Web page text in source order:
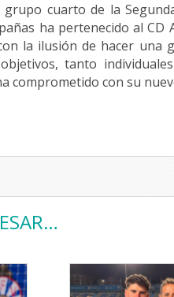
cuarto de la
ha pertenecido al CD
la ilusión de hacer una
tanto
comprometido con su